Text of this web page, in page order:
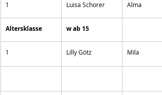
1 Luisa Schorer Alma
Altersklasse w ab 15
1 Lilly Götz Mila